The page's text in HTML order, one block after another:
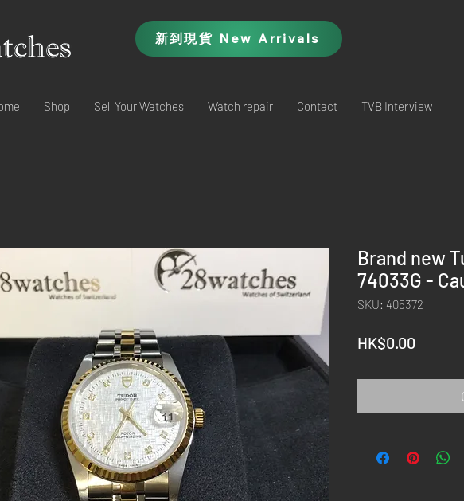
新到現貨 New Arrivals
Shop Sell Your Watches Watch repair Contact TVB Interview
Brand new
74033G -
SKU: 405372
HK$0.00